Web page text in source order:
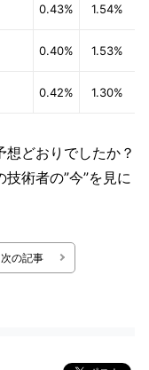
0.43% 1.54%
0.40% 1.53%
0.42% 1.30%
どおりでしたか？
術者の”今”を見に
次の記事